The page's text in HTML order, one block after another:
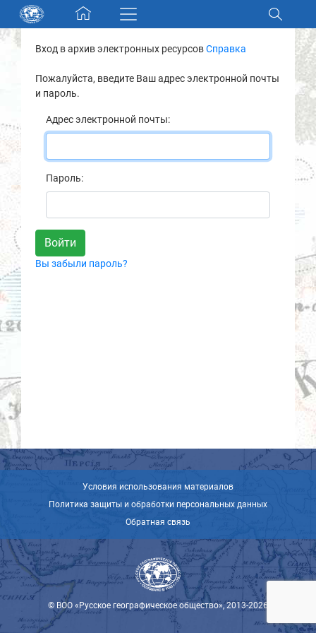
Skip navigation
Разделы и коллекции
Электронный каталог
Новости
О нас
Контакты
Партнеры
Вход в архив электронных ресурсовСправка
Пожалуйста, введите Ваш адрес электронной почты
и пароль.
Адрес электронной почты:
Пароль:
Вы забыли пароль?
Условия использования материалов
Политика защиты и обработки персональных данных
Обратная связь
© ВОО «Русское географическое общество», 2013-2026